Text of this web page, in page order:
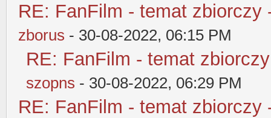
RE: FanFilm - temat zbiorczy
zborus - 30-08-2022, 06:15 PM
RE: FanFilm - temat
szopns - 30-08-2022, 06:29 PM
RE: FanFilm - temat zbiorczy